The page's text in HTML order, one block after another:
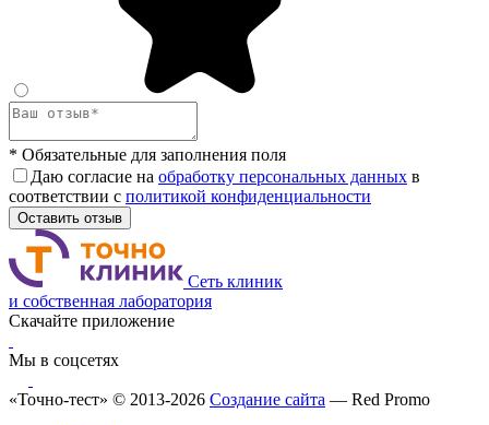
* Обязательные для заполнения поля
Даю согласие на обработку персональных данных в
соответствии с политикой конфиденциальности
Оставить отзыв
Сеть клиник
и собственная лаборатория
Скачайте приложение
Мы в соцсетях
«Точно-тест» © 2013-2026 Создание сайта — Red Promo